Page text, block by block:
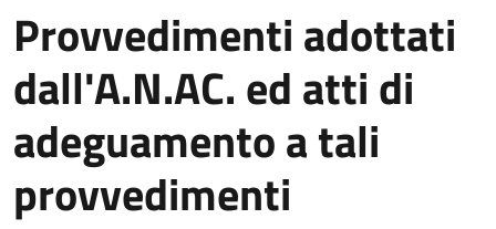
Provvedimenti adottati
dall'A.N.AC. ed atti di
adeguamento a tali
provvedimenti